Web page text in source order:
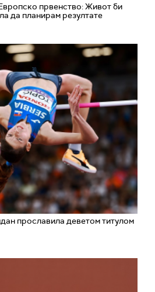
првенство: Живот би
да планирам резултате
прославила деветом титулом